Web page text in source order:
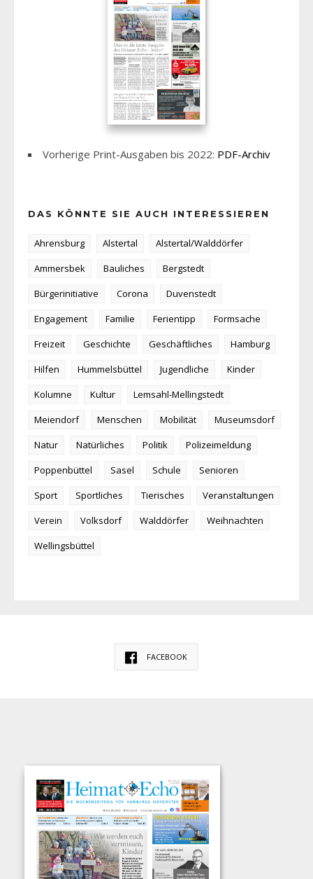
Vorherige Print-Ausgaben bis 2022: PDF-Archiv
DAS KÖNNTE SIE AUCH INTERESSIEREN
Ahrensburg Alstertal
Alstertal/Walddörfer
Ammersbek
Bauliches
Bergstedt
Bürgerinitiative
Corona
Duvenstedt
Engagement
Familie Ferientipp
Formsache
Freizeit
Geschichte Geschäftliches
Hamburg
Hilfen
Hummelsbüttel Jugendliche
Kinder
Kolumne
Kultur
Lemsahl-Mellingstedt
Meiendorf
Menschen Mobilität
Museumsdorf
Natur
Natürliches Politik
Polizeimeldung
Poppenbüttel
Sasel Schule
Senioren
Sport
Sportliches Tierisches
Veranstaltungen
Verein
Volksdorf Walddörfer
Weihnachten
Wellingsbüttel
FACEBOOK